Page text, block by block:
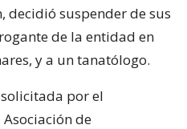
decidió suspender de sus
de la entidad en
y a un tanatólogo.
por el
de